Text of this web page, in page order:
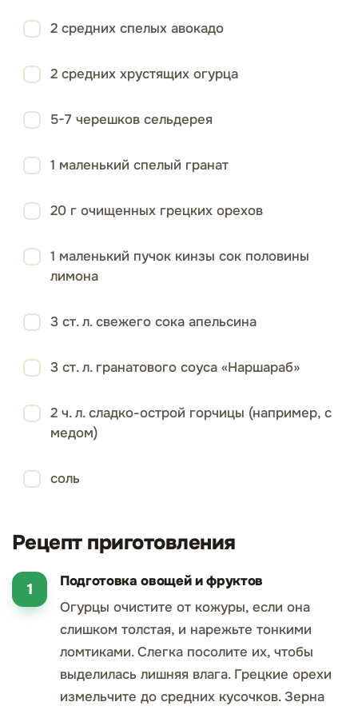
2 средних спелых авокадо
2 средних хрустящих огурца
5-7 черешков сельдерея
1 маленький спелый гранат
20 г очищенных грецких орехов
1 маленький пучок кинзы сок половины
лимона
3 ст. л. свежего сока апельсина
3 ст. л. гранатового соуса «Наршараб»
2 ч. л. сладко-острой горчицы (например, с
медом)
соль
Рецепт приготовления
Подготовка овощей и фруктов
Огурцы очистите от кожуры, если она
слишком толстая, и нарежьте тонкими
ломтиками. Слегка посолите их, чтобы
выделилась лишняя влага. Грецкие орехи
измельчите до средних кусочков. Зерна